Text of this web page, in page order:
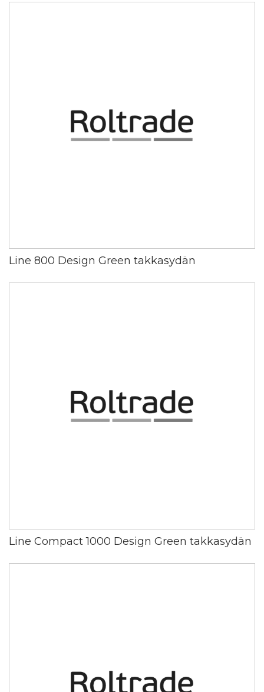
Line 800 Design Green takkasydän
Line Compact 1000 Design Green takkasydän